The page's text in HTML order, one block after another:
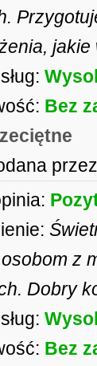
jakie
Bez
z
Dobry
Bez